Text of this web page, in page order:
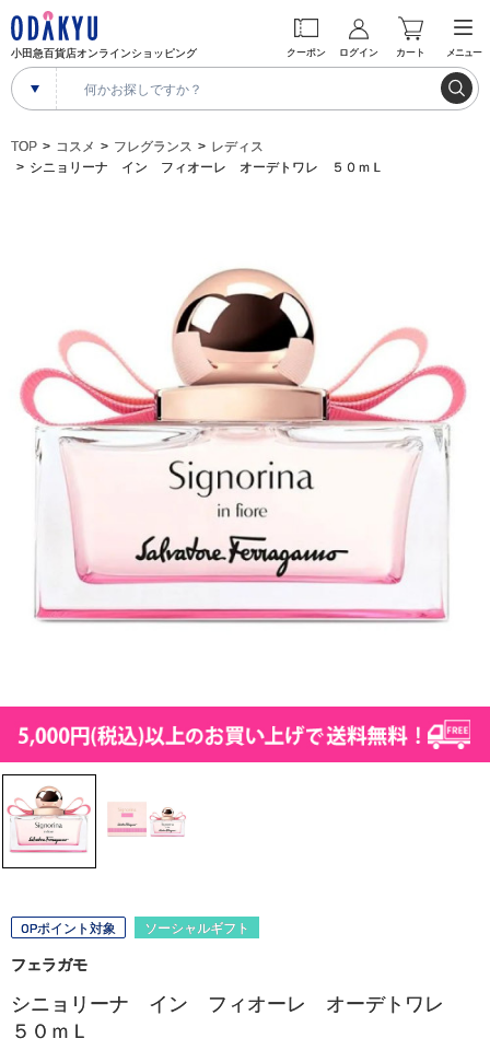
小田急百貨店オンラインショッピング クーポン ログイン カート メニュー
TOP コスメ フレグランス
レディス
シニョリーナ イン フィオーレ オーデトワレ ５０ｍＬ
OPポイント対象 ソーシャルギフト
フェラガモ
シニョリーナ イン フィオーレ オーデトワレ
５０ｍＬ